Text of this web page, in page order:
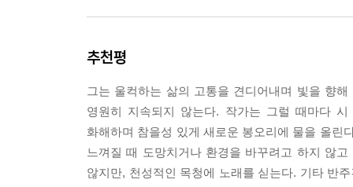
설심
4부
연화도
청평사 가는 길
추천평
그는 울컥하는 삶의 고통을 견디어내며 빛을 향
영원히 지속되지 않는다. 작가는 그럴 때마다
화해하며 참을성 있게 새로운 봉오리에 물을 올린
느껴질 때 도망치거나 환경을 바꾸려고 하지 않
않지만, 천성적인 목청에 노래를 싣는다. 기타 반주